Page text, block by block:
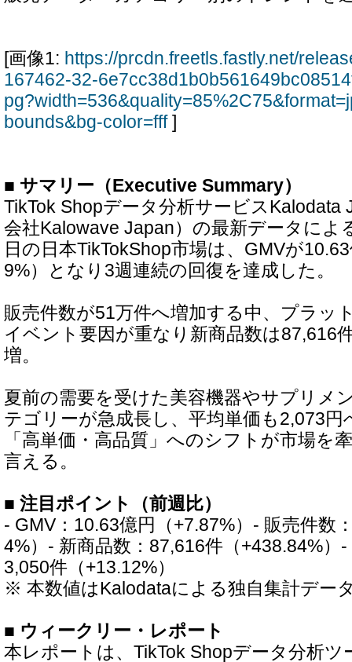
[画像1: https://prcdn.freetls.fastly.net/
167462-32-
bounds&bg-color=fff]
■ サマリー（Executive Summary）
TikTok Shopデータ分析サービスKalodata
会社Kalowave Japan）の最新データによ
日の日本TikTokShop市場は、GMVが
9%）となり3週連続の回復を達成した。
販売件数が51万件へ増加する中、プラッ
イベント要因が重なり新商品数は87,616
増。
夏前の需要を受けた美容機器やサプリメ
テゴリーが急成長し、平均単価も2,073円
「高単価・高品質」へのシフトが市場を
言える。
■ 注目ポイント（前週比）
- GMV：10.63億円（+7.87%）- 販売件数
4%）- 新商品数：87,616件（+438.84%）
3,050件（+13.12%）
※ 本数値はKalodataによる独自集計デー
■ ウィークリー・レポート
本レポートは、TikTok Shopデータ分析ツ